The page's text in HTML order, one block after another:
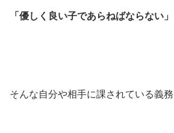
「優しく良い子であらねばならない」
そんな自分や相手に課されている義務